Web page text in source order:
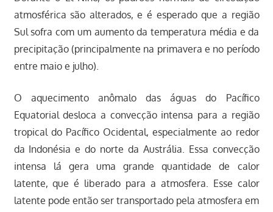
atmosférica são alterados, e é esperado que a região
Sul sofra com um aumento da temperatura média e da
precipitação (principalmente na primavera e no período
entre maio e julho).
O aquecimento anômalo das águas do Pacífico
Equatorial desloca a convecção intensa para a região
tropical do Pacífico Ocidental, especialmente ao redor
da Indonésia e do norte da Austrália. Essa convecção
intensa lá gera uma grande quantidade de calor
latente, que é liberado para a atmosfera. Esse calor
latente pode então ser transportado pela atmosfera em